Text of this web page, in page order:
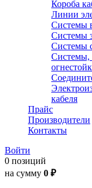
Короба
Линии
Системы
Системы
Системы
Системы,
кабеля
Прайс
Производители
Контакты
Войти
0 позиций
на сумму 0 ₽